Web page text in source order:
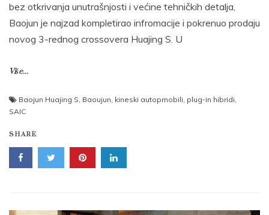
bez otkrivanja unutrašnjosti i većine tehničkih detalja,
Baojun je najzad kompletirao infromacije i pokrenuo prodaju
novog 3-rednog crossovera Huajing S. U
Više...
Baojun Huajing S, Baoujun, kineski autopmobili, plug-in hibridi,
SAIC
SHARE